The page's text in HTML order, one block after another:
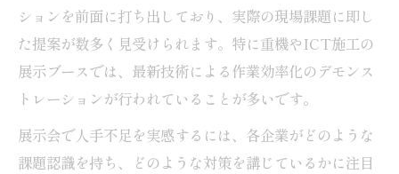
ションを前面に打ち出しており、実際の現場課題に即し
た提案が数多く見受けられます。特に重機やICT施工の
展示ブースでは、最新技術による作業効率化のデモンス
トレーションが行われていることが多いです。
展示会で人手不足を実感するには、各企業がどのような
課題認識を持ち、どのような対策を講じているかに注目